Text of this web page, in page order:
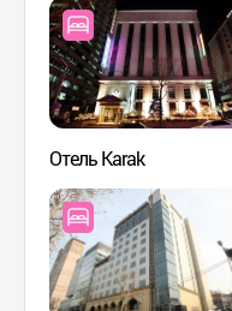
Отель Karak